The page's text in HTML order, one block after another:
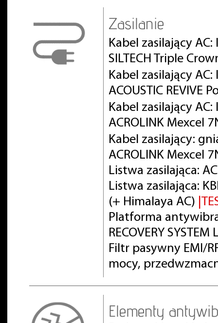
Zasilanie
Kabel zasilający
SILTECH Triple
Kabel zasilający
ACOUSTIC REVIVE
Kabel zasilający
ACROLINK Mexcel
Kabel zasilający:
ACROLINK Mexcel
Listwa zasilająca:
Listwa zasilająca:
(+ Himalaya AC)
Platforma
RECOVERY
Filtr pasywny EMI/
mocy,
Elementy